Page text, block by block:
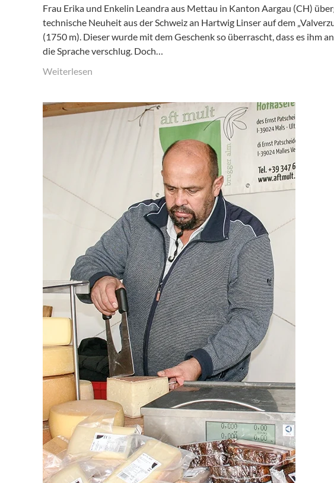
Frau Erika und Enkelin Leandra aus Mettau in Kanton Aargau (CH)
technische Neuheit aus der Schweiz an Hartwig Linser auf dem
(1750 m). Dieser wurde mit dem Geschenk so überrascht, dass es ihm
die Sprache verschlug. Doch…
Weiterlesen